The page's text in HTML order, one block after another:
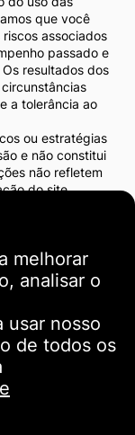
melhorar
analisar o
usar nosso
de todos os
que você
associados
passado e
resultados dos
a tolerância ao
ou estratégias
e não constitui
não refletem
do site.
de
do site
danos diretos
fornecidas no
decisões de